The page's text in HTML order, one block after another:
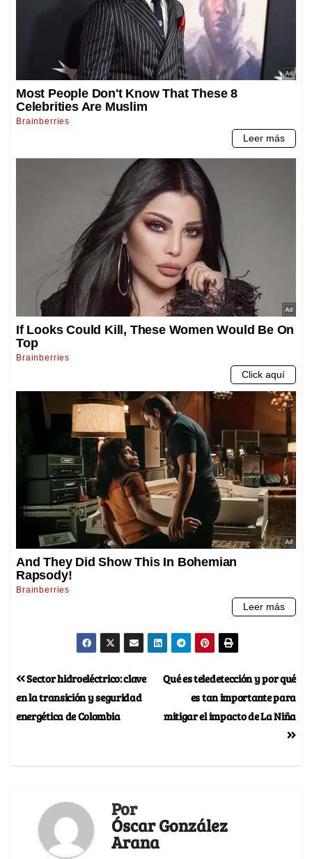
Qué es teledetección y por qué
es tan importante para
mitigar el impacto de La Niña
Sector hidroeléctrico: clave
en la transición y seguridad
energética de Colombia
Por
Óscar González
Arana